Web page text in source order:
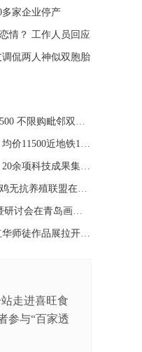
多家企业停产
情？ 工作人员回应
侃两人神似双胞胎
青大旁荣盛电梯洋房均价12500 不限购毗邻双地铁
蓝谷三盛装修高层12月开盘 均价11500近地铁11号线
中石大举办科技成果发布会 20余项科技成果集中发布
无抗生素养殖！全国首个蛋鸡无抗养殖联盟在青成立
纪念张朋诞辰100周年画展暨研讨会在青岛画院举办
大师紫砂走进青岛工美 张红华师徒作品展拉开帷幕
走进喜旺食
参与“百家透